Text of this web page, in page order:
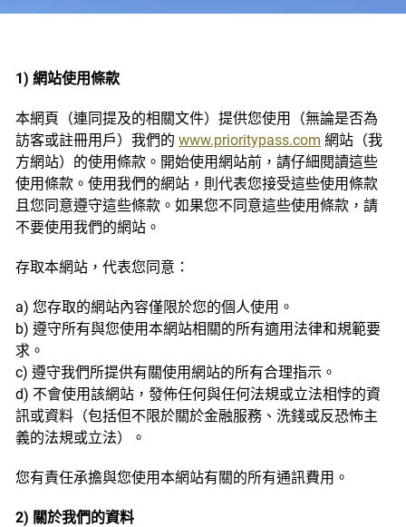
1) 網站使用條款
本網頁（連同提及的相關文件）提供您使用（無論是否為
訪客或註冊用戶）我們的 www.prioritypass.com 網站（我
方網站）的使用條款。開始使用網站前，請仔細閱讀這些
使用條款。使用我們的網站，則代表您接受這些使用條款
且您同意遵守這些條款。如果您不同意這些使用條款，請
不要使用我們的網站。
存取本網站，代表您同意：
a) 您存取的網站內容僅限於您的個人使用。
b) 遵守所有與您使用本網站相關的所有適用法律和規範要
求。
c) 遵守我們所提供有關使用網站的所有合理指示。
d) 不會使用該網站，發佈任何與任何法規或立法相悖的資
訊或資料（包括但不限於關於金融服務、洗錢或反恐怖主
義的法規或立法）。
您有責任承擔與您使用本網站有關的所有通訊費用。
2) 關於我們的資料